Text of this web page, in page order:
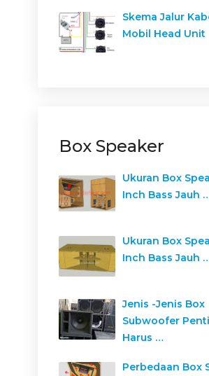
Skema Jalur
Mobil Head Unit
Box Speaker
Ukuran Box
Inch Bass Jauh
Ukuran Box
Inch Bass Jauh
Jenis -Jenis Box
Subwoofer
Harus …
Perbedaan Box